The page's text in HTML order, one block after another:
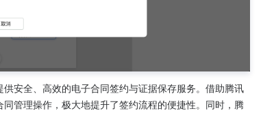
安全、高效的电子合同签约与证据保存服务。借助腾讯
管理操作，极大地提升了签约流程的便捷性。同时，腾